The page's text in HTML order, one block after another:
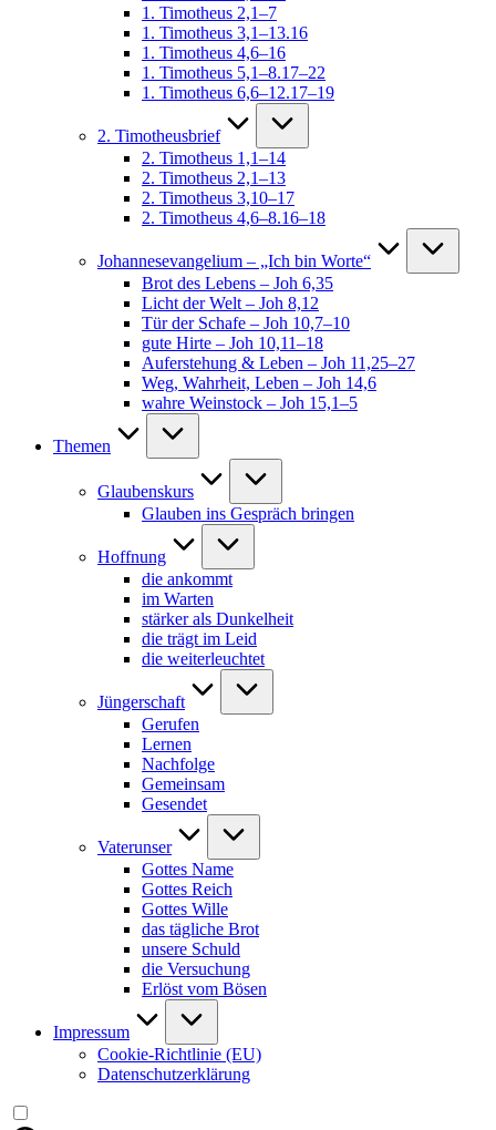
1. Timotheus 2,1–7
1. Timotheus 3,1–13.16
1. Timotheus 4,6–16
1. Timotheus 5,1–8.17–22
1. Timotheus 6,6–12.17–19
2. Timotheusbrief
2. Timotheus 1,1–14
2. Timotheus 2,1–13
2. Timotheus 3,10–17
2. Timotheus 4,6–8.16–18
Johannesevangelium – „Ich bin Worte“
Brot des Lebens – Joh 6,35
Licht der Welt – Joh 8,12
Tür der Schafe – Joh 10,7–10
gute Hirte – Joh 10,11–18
Auferstehung & Leben – Joh 11,25–27
Weg, Wahrheit, Leben – Joh 14,6
wahre Weinstock – Joh 15,1–5
Themen
Glaubenskurs
Glauben ins Gespräch bringen
Hoffnung
die ankommt
im Warten
stärker als Dunkelheit
die trägt im Leid
die weiterleuchtet
Jüngerschaft
Gerufen
Lernen
Nachfolge
Gemeinsam
Gesendet
Vaterunser
Gottes Name
Gottes Reich
Gottes Wille
das tägliche Brot
unsere Schuld
die Versuchung
Erlöst vom Bösen
Impressum
Cookie-Richtlinie (EU)
Datenschutzerklärung